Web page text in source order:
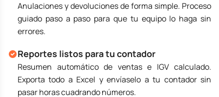
Anulaciones y devoluciones de forma simple. Proceso
guiado paso a paso para que tu equipo lo haga sin
errores.
Reportes listos para tu contador
Resumen automático de ventas e IGV calculado.
Exporta todo a Excel y envíaselo a tu contador sin
pasar horas cuadrando números.